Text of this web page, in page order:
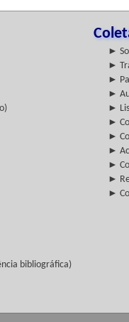
►
►
►
►
►
►
►
►
►
►
►
bibliográfica)